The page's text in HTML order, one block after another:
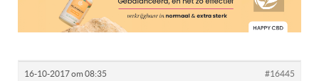
16-10-2017 om 08:35 #16445